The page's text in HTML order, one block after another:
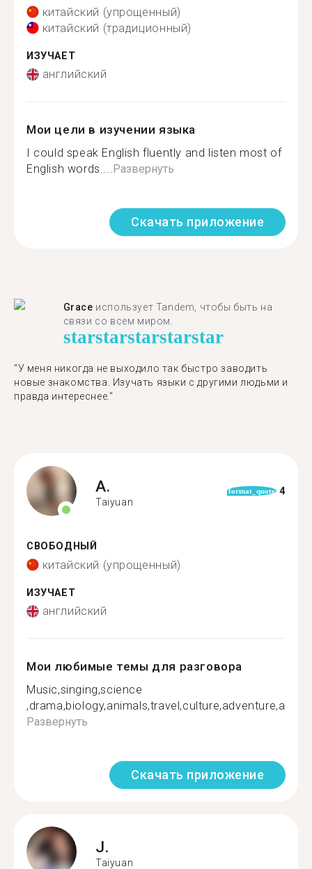
китайский (упрощенный)
китайский (традиционный)
ИЗУЧАЕТ
английский
Мои цели в изучении языка
I could speak English fluently and listen most of
English words....Развернуть
Скачать приложение
Grace использует Tandem, чтобы быть на
связи со всем миром.
starstarstarstarstar
"У меня никогда не выходило так быстро заводить
новые знакомства. Изучать языки с другими людьми и
правда интереснее."
A.
Taiyuan
format_quote 4
СВОБОДНЫЙ
китайский (упрощенный)
ИЗУЧАЕТ
английский
Мои любимые темы для разговора
Music,singing,science
,drama,biology,animals,travel,culture,adventure,and...
Развернуть
Скачать приложение
J.
Taiyuan